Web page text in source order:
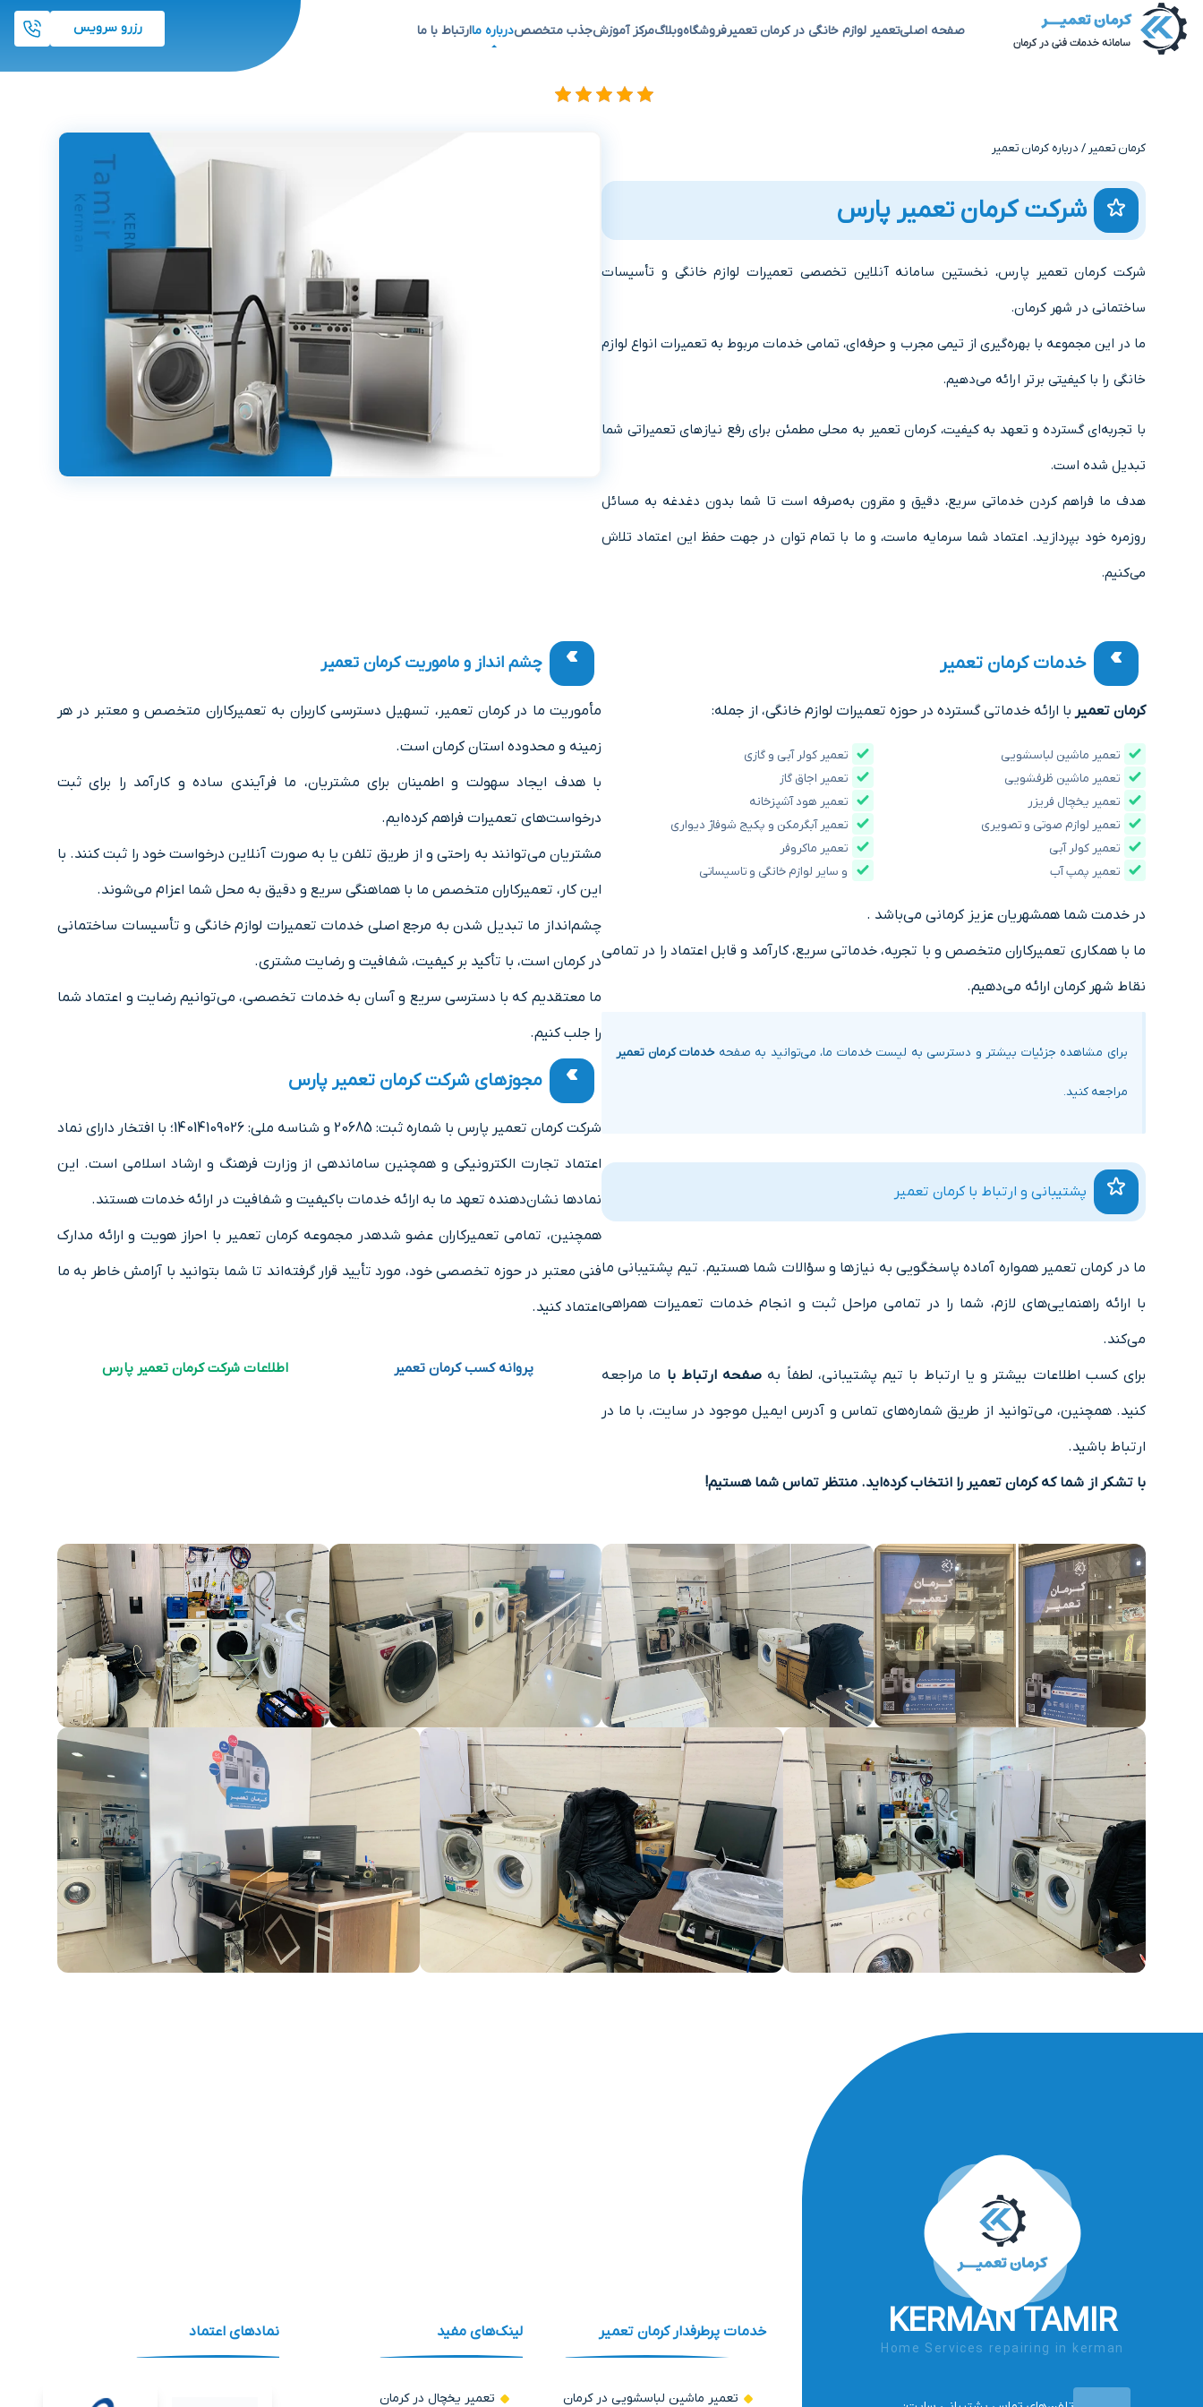
صفحه اصلیتعمیر لوازم خانگی در کرمان تعمیرفروشگاهوبلاگمرکز آموزشجذب متخصصدرباره ماارتباط با ما رزرو سرویس
کرمان تعمیر / درباره کرمان تعمیر
شرکت کرمان تعمیر پارس
شرکت کرمان تعمیر پارس، نخستین سامانه آنلاین تخصصی تعمیرات لوازم خانگی و تأسیسات
ساختمانی در شهر کرمان.
ما در این مجموعه با بهره‌گیری از تیمی مجرب و حرفه‌ای، تمامی خدمات مربوط به تعمیرات انواع لوازم
خانگی را با کیفیتی برتر ارائه می‌دهیم.
با تجربه‌ای گسترده و تعهد به کیفیت، کرمان تعمیر به محلی مطمئن برای رفع نیازهای تعمیراتی شما
تبدیل شده است.
هدف ما فراهم کردن خدماتی سریع، دقیق و مقرون به‌صرفه است تا شما بدون دغدغه به مسائل
روزمره خود بپردازید. اعتماد شما سرمایه ماست، و ما با تمام توان در جهت حفظ این اعتماد تلاش
می‌کنیم.
خدمات کرمان تعمیر
کرمان تعمیر با ارائه خدماتی گسترده در حوزه تعمیرات لوازم خانگی، از جمله:
تعمیر ماشین لباسشویی
تعمیر ماشین ظرفشویی
تعمیر یخچال فریزر
تعمیر لوازم صوتی و تصویری
تعمیر کولر آبی
تعمیر پمپ آب
تعمیر کولر آبی و گازی
تعمیر اجاق گاز
تعمیر هود آشپزخانه
تعمیر آبگرمکن و پکیج شوفاژ دیواری
تعمیر ماکروفر
و سایر لوازم خانگی و تاسیساتی
در خدمت شما همشهریان عزیز کرمانی می‌باشد .
ما با همکاری تعمیرکاران متخصص و با تجربه، خدماتی سریع، کارآمد و قابل اعتماد را در تمامی
نقاط شهر کرمان ارائه می‌دهیم.
برای مشاهده جزئیات بیشتر و دسترسی به لیست خدمات ما، می‌توانید به صفحهخدمات کرمان تعمیر
مراجعه کنید.
پشتیبانی و ارتباط با کرمان تعمیر
ما در کرمان تعمیر همواره آماده پاسخگویی به نیازها و سؤالات شما هستیم. تیم پشتیبانی ما
با ارائه راهنمایی‌های لازم، شما را در تمامی مراحل ثبت و انجام خدمات تعمیرات همراهی
می‌کند.
برای کسب اطلاعات بیشتر و یا ارتباط با تیم پشتیبانی، لطفاً به صفحه ارتباط با ما مراجعه
کنید. همچنین، می‌توانید از طریق شماره‌های تماس و آدرس ایمیل موجود در سایت، با ما در
ارتباط باشید.
با تشکر از شما که کرمان تعمیر را انتخاب کرده‌اید. منتظر تماس شما هستیم!
چشم انداز و ماموریت کرمان تعمیر
مأموریت ما در کرمان تعمیر، تسهیل دسترسی کاربران به تعمیرکاران متخصص و معتبر در هر
زمینه و محدوده استان کرمان است.
با هدف ایجاد سهولت و اطمینان برای مشتریان، ما فرآیندی ساده و کارآمد را برای ثبت
درخواست‌های تعمیرات فراهم کرده‌ایم.
مشتریان می‌توانند به راحتی و از طریق تلفن یا به صورت آنلاین درخواست خود را ثبت کنند. با
این کار، تعمیرکاران متخصص ما با هماهنگی سریع و دقیق به محل شما اعزام می‌شوند.
چشم‌انداز ما تبدیل شدن به مرجع اصلی خدمات تعمیرات لوازم خانگی و تأسیسات ساختمانی
در کرمان است، با تأکید بر کیفیت، شفافیت و رضایت مشتری.
ما معتقدیم که با دسترسی سریع و آسان به خدمات تخصصی، می‌توانیم رضایت و اعتماد شما
را جلب کنیم.
مجوز‌های شرکت کرمان تعمیر پارس
شرکت کرمان تعمیر پارس با شماره ثبت: 20685 و شناسه ملی: 14014109026؛ با افتخار دارای نماد
اعتماد تجارت الکترونیکی و همچنین ساماندهی از وزارت فرهنگ و ارشاد اسلامی است. این
نمادها نشان‌دهنده تعهد ما به ارائه خدمات باکیفیت و شفافیت در ارائه خدمات هستند.
همچنین، تمامی تعمیرکاران عضو شدهدر مجموعه کرمان تعمیر با احراز هویت و ارائه مدارک
فنی معتبر در حوزه تخصصی خود، مورد تأیید قرار گرفته‌اند تا شما بتوانید با آرامش خاطر به ما
اعتماد کنید.
پروانه کسب کرمان تعمیر اطلاعات شرکت کرمان تعمیر پارس
KERMAN TAMIR
Home Services repairing in kerman
خدمات پرطرفدار کرمان تعمیر
تعمیر ماشین لباسشویی در کرمان
لینک‌های مفید
تعمیر یخچال در کرمان
نماد‌های اعتماد